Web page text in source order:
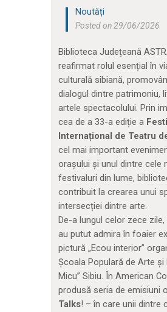
Noutăți
Posted on 29/06/2026
Biblioteca Județeană
reafirmat rolul esențial în
culturală sibiană,
dialogul dintre patrimoniu,
artele spectacolului. Prin
cea de a 33-a ediție a
Internațional de Teatru
cel mai important
orașului și unul dintre cele
festivaluri din lume,
contribuit la crearea unui
intersecției dintre arte.
De-a lungul celor zece
au putut admira în foaier
pictură „Ecou interior”
Școala Populară de Arte și
Micu” Sibiu. În American
produsă seria de emisiuni
Talks! – în care unii dintre